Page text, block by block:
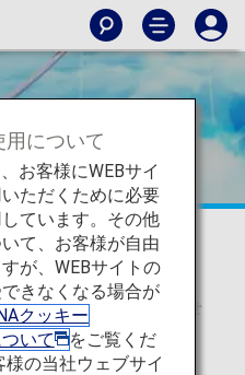
案内
様へ、ANAからのお知らせ
す。
用について
お客様にWEBサイ
ただくために必要
ています。その他
て、お客様が自由
が、WEBサイトの
きなくなる場合が
クッキー
いて
をご覧くだ
の当社ウェブサイ